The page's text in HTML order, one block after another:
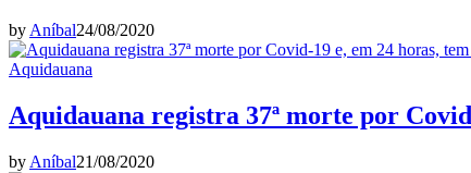
by Aníbal24/08/2020
Aquidauana
Aquidauana registra 37ª morte por
by Aníbal21/08/2020